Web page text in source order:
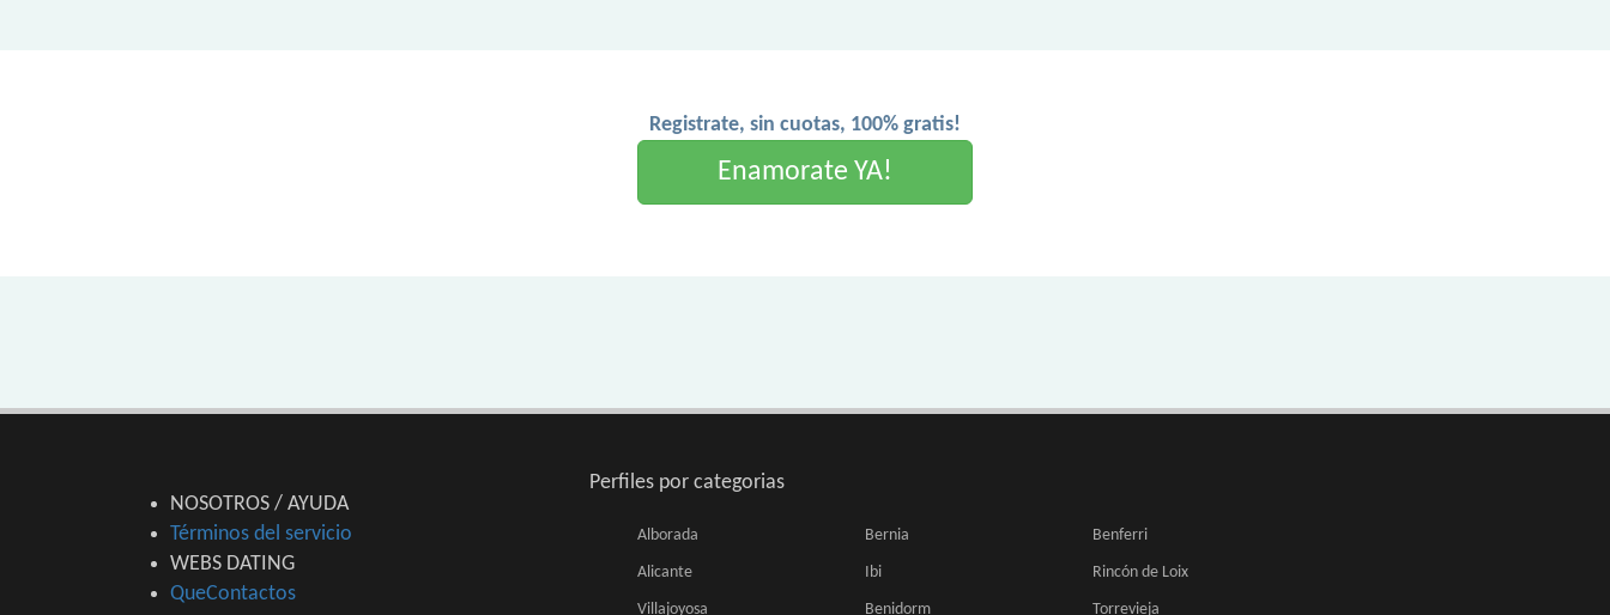
Registrate, sin cuotas, 100% gratis!
Enamorate YA!
NOSOTROS / AYUDA
Términos del servicio
WEBS DATING
QueContactos
Perfiles por categorias
Alborada Bernia Benferri
Alicante Ibi Rincón de Loix
Villajoyosa Benidorm Torrevieja